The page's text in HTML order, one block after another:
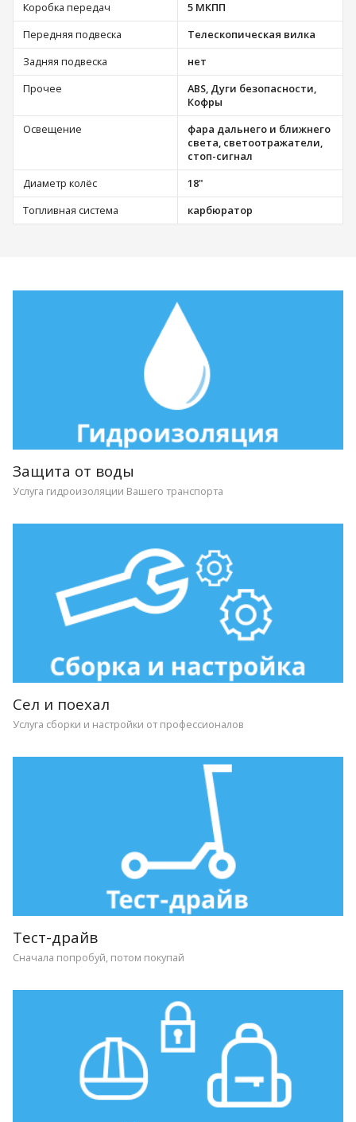
Коробка передач
5 МКПП
Передняя подвеска
Телескопическая вилка
Задняя подвеска
нет
Прочее
ABS, Дуги безопасности,
Кофры
Освещение
фара дальнего и ближнего
света, светоотражатели,
стоп-сигнал
Диаметр колёс
18"
Топливная система
карбюратор
Защита от воды
Услуга гидроизоляции Вашего транспорта
Сел и поехал
Услуга сборки и настройки от профессионалов
Тест-драйв
Сначала попробуй, потом покупай